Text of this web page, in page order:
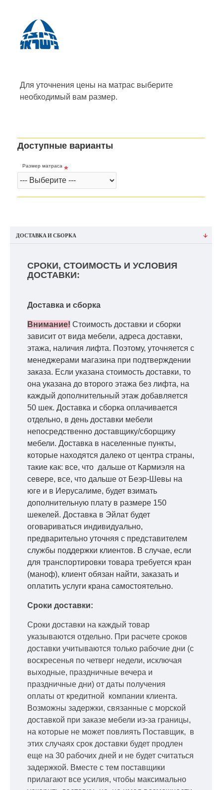
Для уточнения цены на матрас выберите
необходимый вам размер.
Доступные варианты
Размер матраса
ДОСТАВКА И СБОРКА
СРОКИ, СТОИМОСТЬ И УСЛОВИЯ
ДОСТАВКИ:
Доставка и сборка
Внимание! Стоимость доставки и сборки
зависит от вида мебели, адреса доставки,
этажа, наличия лифта. Поэтому, уточняется с
менеджерами магазина при подтверждении
заказа. Если указана стоимость доставки, то
она указана до второго этажа без лифта, на
каждый дополнительный этаж добавляется
50 шек. Доставка и сборка оплачивается
отдельно, в день доставки мебели
непосредственно доставщику/сборщику
мебели. Доставка в населенные пункты,
которые находятся далеко от центра страны,
такие как: все, что дальше от Кармиэля на
севере, все, что дальше от Беэр-Шевы на
юге и в Иерусалиме, будет взимать
дополнительную плату в размере 150
шекелей. Доставка в Эйлат будет
оговариваться индивидуально,
предварительно уточняя с представителем
службы поддержки клиентов. В случае, если
для транспортировки товара требуется кран
(маноф), клиент обязан найти, заказать и
оплатить услуги крана самостоятельно.
Сроки доставки:
Сроки доставки на каждый товар
указываются отдельно. При расчете сроков
доставки учитываются только рабочие дни (с
воскресенья по четверг недели, исключая
выходные, праздничные вечера и
праздничные дни) от даты получения
оплаты от кредитной компании клиента.
Возможны задержки, связанные с морской
доставкой при заказе мебели из-за границы,
на которые не может повлиять Поставщик, в
этих случаях срок доставки будет продлен
еще на 30 рабочих дней и не будет считаться
задержкой. Вместе с тем поставщики
прилагают все усилия, чтобы максимально